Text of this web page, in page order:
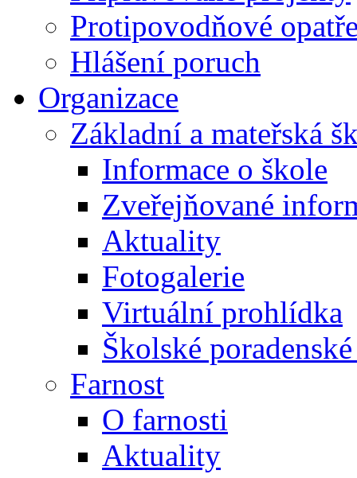
Protipovodňové
Hlášení poruch
Organizace
Základní a mateřská
Informace o škole
Zveřejňované
Aktuality
Fotogalerie
Virtuální prohlídka
Školské
Farnost
O farnosti
Aktuality